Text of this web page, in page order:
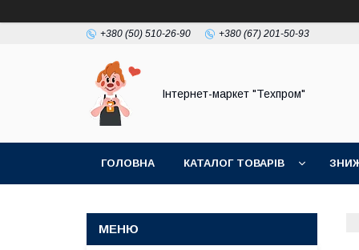
+380 (50) 510-26-90 +380 (67) 201-50-93
Інтернет-маркет "Техпром"
ГОЛОВНА КАТАЛОГ ТОВАРIВ